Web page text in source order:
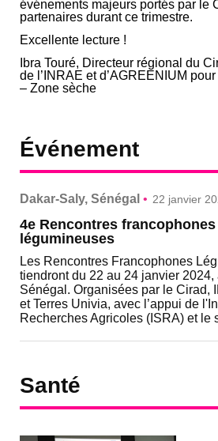
événements majeurs portés par le
partenaires durant ce trimestre.
Excellente lecture !
Ibra Touré, Directeur régional du
de l’INRAE et d’AGREENIUM pour
– Zone sèche
Événement
Dakar-Saly, Sénégal • 22 janvier
4e Rencontres
légumineuses
Les Rencontres Francophones
tiendront du 22 au 24 janvier 2024,
Sénégal. Organisées par le Cirad,
et Terres Univia, avec l’appui de
Recherches Agricoles (ISRA) et le
Santé